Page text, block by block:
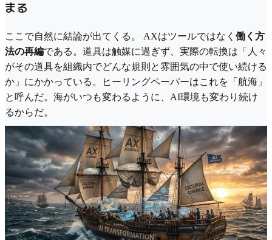
まる
ここで自然に結論が出てくる。 AXはツールではなく 働く方
法の再編である。道具は触媒に過ぎず、実際の転換は「人々
がその道具を組織内でどんな規則と雰囲気の中で使い続ける
か」にかかっている。ヒーリングペーパーはこれを「航海」
と呼んだ。海がいつも変わるように、AI環境も変わり続け
るからだ。